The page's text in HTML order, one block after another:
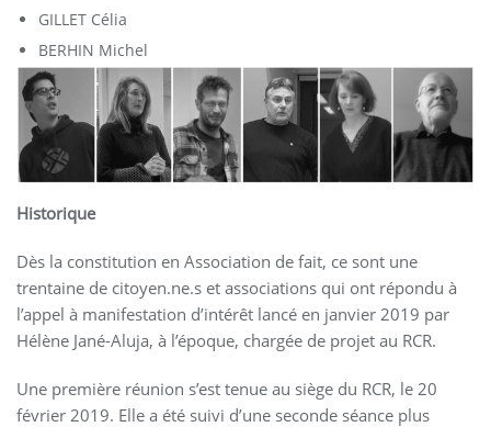
GILLET Célia
BERHIN Michel
Historique
Dès la constitution en Association de fait, ce sont une
trentaine de citoyen.ne.s et associations qui ont répondu à
l’appel à manifestation d’intérêt lancé en janvier 2019 par
Hélène Jané-Aluja, à l’époque, chargée de projet au RCR.
Une première réunion s’est tenue au siège du RCR, le 20
février 2019. Elle a été suivi d’une seconde séance plus